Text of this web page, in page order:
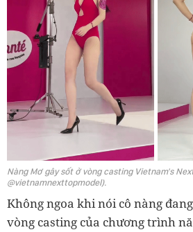
Nàng Mơ gây sốt ở vòng casting Vietnam's
@vietnamnexttopmodel).
Không ngoa khi nói cô nàng
vòng casting của chương trình